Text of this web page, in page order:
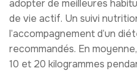
adopter de meilleures
de vie actif. Un suivi
l’accompagnement d’un
recommandés. En
10 et 20 kilogrammes